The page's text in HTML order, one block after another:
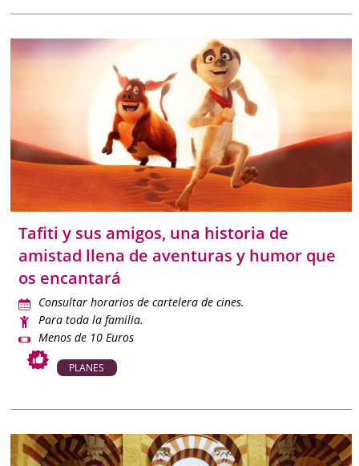
Tafiti y sus amigos, una historia de
amistad llena de aventuras y humor que
os encantará
Consultar horarios de cartelera de cines.
Para toda la familia.
Menos de 10 Euros
PLANES